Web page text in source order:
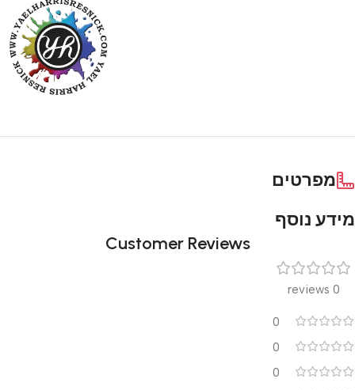
מפרטים
מידע נוסף
Customer Reviews
0 reviews
0
0
0